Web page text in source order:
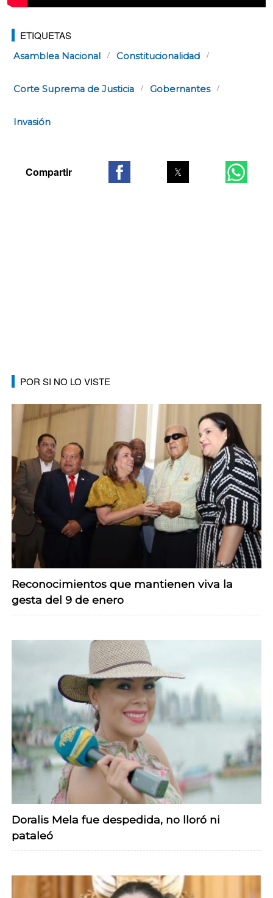
ETIQUETAS
Asamblea Nacional Constitucionalidad
Corte Suprema de Justicia Gobernantes
Invasión
POR SI NO LO VISTE
Reconocimientos que mantienen viva la
gesta del 9 de enero
Doralis Mela fue despedida, no lloró ni
pataleó